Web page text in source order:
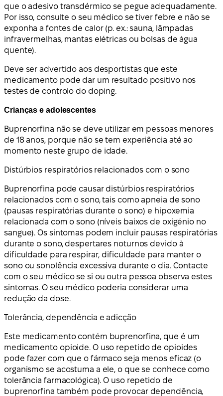
que o adesivo transdérmico se pegue adequadamente.
Por isso, consulte o seu médico se tiver febre e não se
exponha a fontes de calor (p. ex.: sauna, lâmpadas
infravermelhas, mantas elétricas ou bolsas de água
quente).
Deve ser advertido aos desportistas que este
medicamento pode dar um resultado positivo nos
testes de controlo do doping.
Crianças e adolescentes
Buprenorfina não se deve utilizar em pessoas menores
de 18 anos, porque não se tem experiência até ao
momento neste grupo de idade.
Distúrbios respiratórios relacionados com o sono
Buprenorfina pode causar distúrbios respiratórios
relacionados com o sono, tais como apneia de sono
(pausas respiratórias durante o sono) e hipoxemia
relacionada com o sono (níveis baixos de oxigénio no
sangue). Os sintomas podem incluir pausas respiratórias
durante o sono, despertares noturnos devido à
dificuldade para respirar, dificuldade para manter o
sono ou sonolência excessiva durante o dia. Contacte
com o seu médico se si ou outra pessoa observa estes
sintomas. O seu médico poderia considerar uma
redução da dose.
Tolerância, dependência e adicção
Este medicamento contém buprenorfina, que é um
medicamento opioide. O uso repetido de opioides
pode fazer com que o fármaco seja menos eficaz (o
organismo se acostuma a ele, o que se conhece como
tolerância farmacológica). O uso repetido de
buprenorfina também pode provocar dependência,